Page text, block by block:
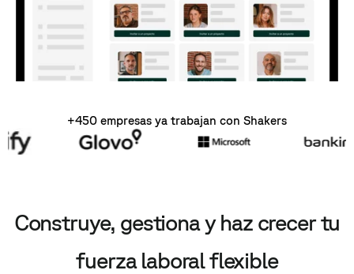
+450 empresas ya trabajan con Shakers
Construye, gestiona y haz crecer tu
fuerza laboral flexible